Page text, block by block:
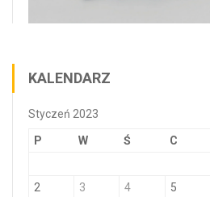
KALENDARZ
Styczeń 2023
P W Ś C
2
3 4 5